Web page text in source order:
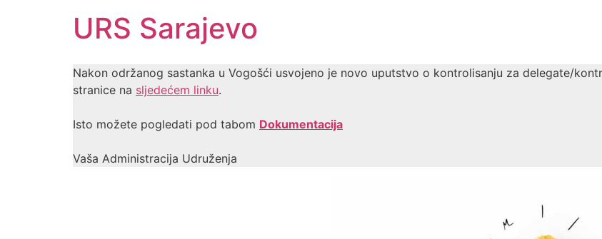
URS Sarajevo
Nakon održanog sastanka u Vogošći usvojeno je novo uputstvo o kontrolisanju za delegate/
stranice na sljedećem linku.
Isto možete pogledati pod tabom Dokumentacija
Vaša Administracija Udruženja